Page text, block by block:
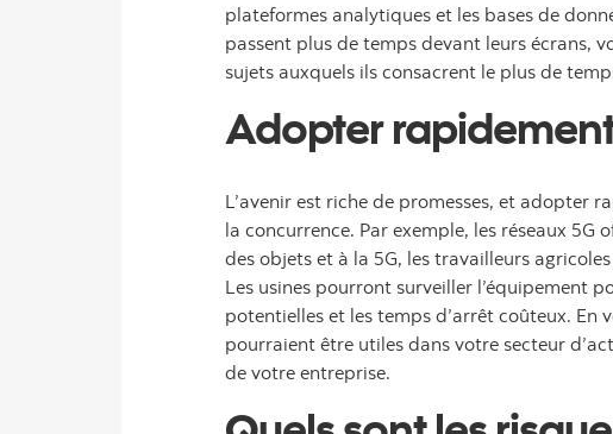
plateformes analytiques et les bases de
passent plus de temps devant leurs écrans,
sujets auxquels ils consacrent le plus de
Adopter
L’avenir est riche de promesses, et adopter
la concurrence. Par exemple, les réseaux 5G
des objets et à la 5G, les travailleurs
Les usines pourront surveiller l’équipement
potentielles et les temps d’arrêt coûteux. En
pourraient être utiles dans votre secteur
de votre entreprise.